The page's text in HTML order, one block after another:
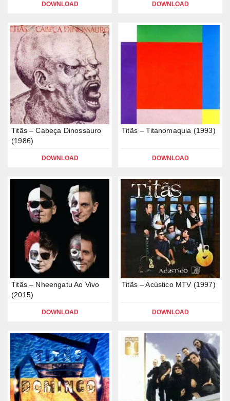
DOWNLOAD DOWNLOAD
Titãs – Cabeça Dinossauro
(1986)
DOWNLOAD
Titãs – Titanomaquia (1993)
DOWNLOAD
Titãs – Nheengatu Ao Vivo
(2015)
DOWNLOAD
Titãs – Acústico MTV (1997)
DOWNLOAD